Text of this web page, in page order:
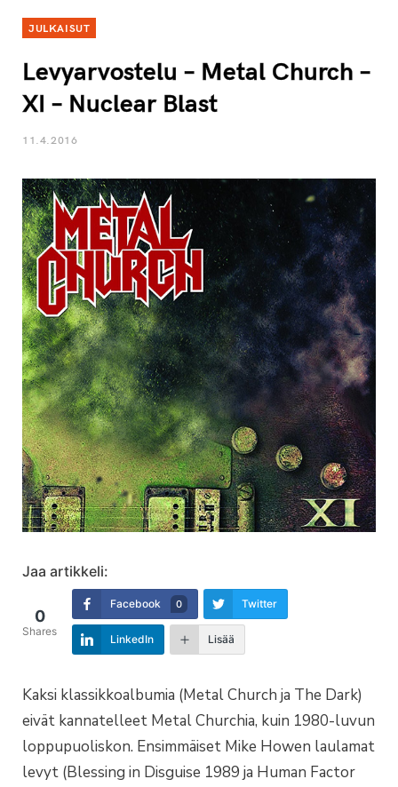
JULKAISUT
Levyarvostelu – Metal Church –
XI – Nuclear Blast
11.4.2016
Jaa artikkeli:
0
Shares
Facebook 0 Twitter
LinkedIn Lisää
Kaksi klassikkoalbumia (Metal Church ja The Dark)
eivät kannatelleet Metal Churchia, kuin 1980-luvun
loppupuoliskon. Ensimmäiset Mike Howen laulamat
levyt (Blessing in Disguise 1989 ja Human Factor